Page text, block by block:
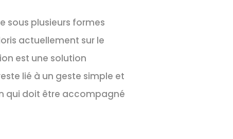
sous plusieurs formes
actuellement sur le
est une solution
lié à un geste simple et
qui doit être accompagné